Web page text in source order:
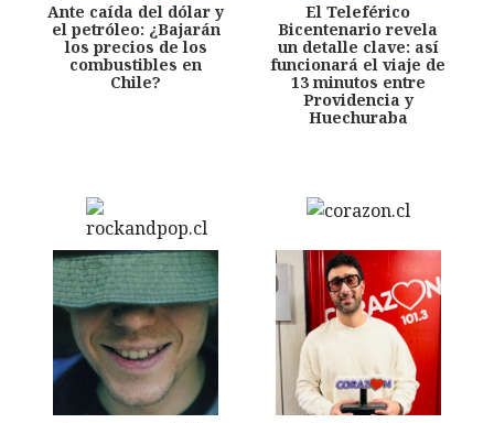
Ante caída del dólar y
el petróleo: ¿Bajarán
los precios de los
combustibles en
Chile?
El Teleférico
Bicentenario revela
un detalle clave: así
funcionará el viaje de
13 minutos entre
Providencia y
Huechuraba